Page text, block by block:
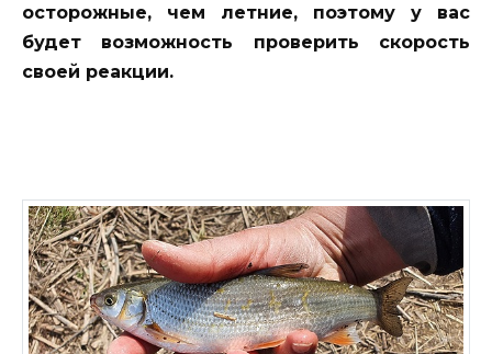
осторожные, чем летние, поэтому у вас
будет возможность проверить скорость
своей реакции.